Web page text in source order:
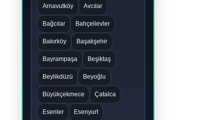
Arnavutköy Avcılar
Bağcılar Bahçelievler
Bakırköy Başakşehir
Bayrampaşa Beşiktaş
Beylikdüzü Beyoğlu
Büyükçekmece Çatalca
Esenler Esenyurt